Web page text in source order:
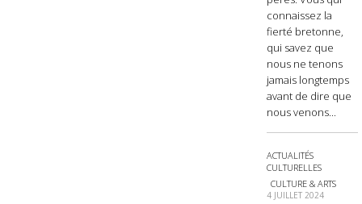
connaissez la
fierté bretonne,
qui savez que
nous ne tenons
jamais longtemps
avant de dire que
nous venons...
ACTUALITÉS
CULTURELLES
CULTURE & ARTS
4 JUILLET 2024